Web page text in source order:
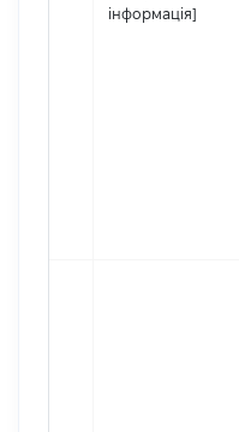
інформація]